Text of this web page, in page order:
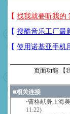
页面功能 【
■相关连接
·曹格献身上海
11:22)